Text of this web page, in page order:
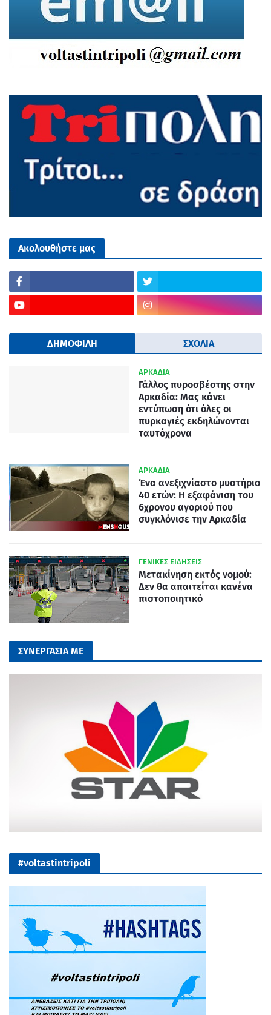
Ακολουθήστε μας
ΔΗΜΟΦΙΛΗ ΣΧΟΛΙΑ
ΑΡΚΑΔΙΑ
Γάλλος πυροσβέστης στην
Αρκαδία: Μας κάνει
εντύπωση ότι όλες οι
πυρκαγιές εκδηλώνονται
ταυτόχρονα
ΑΡΚΑΔΙΑ
Ένα ανεξιχνίαστο μυστήριο
40 ετών: Η εξαφάνιση του
6χρονου αγοριού που
συγκλόνισε την Αρκαδία
ΓΕΝΙΚΕΣ ΕΙΔΗΣΕΙΣ
Μετακίνηση εκτός νομού:
Δεν θα απαιτείται κανένα
πιστοποιητικό
ΣΥΝΕΡΓΑΣΙΑ ΜΕ
#voltastintripoli